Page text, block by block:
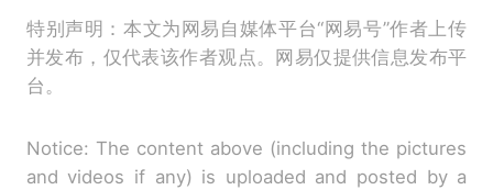
特别声明：本文为网易自媒体平台“网易号”作者上传
并发布，仅代表该作者观点。网易仅提供信息发布平
台。
Notice: The content above (including the pictures
and videos if any) is uploaded and posted by a